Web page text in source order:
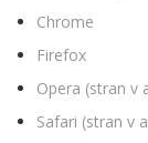
Chrome
Firefox
Opera (stran v
Safari (stran v